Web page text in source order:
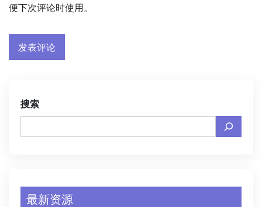
便下次评论时使用。
搜索
最新资源